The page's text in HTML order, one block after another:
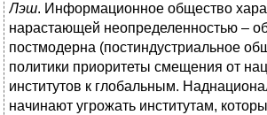
Лэш. Информационное общество
нарастающей неопределенностью –
постмодерна (постиндустриальное
политики приоритеты смещения от
институтов к глобальным.
начинают угрожать институтам,